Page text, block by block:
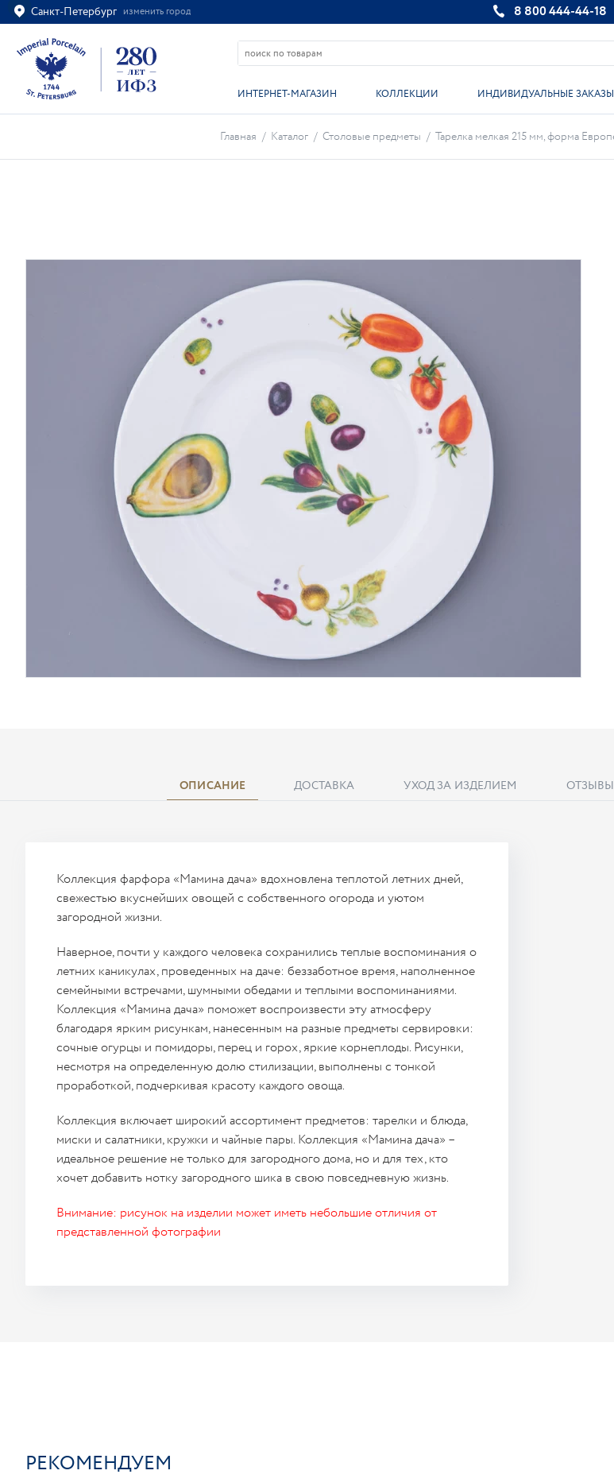
Санкт-Петербург изменить город
Ваш город Санкт-Петербург?
ВСЁ ВЕРНО ИЗМЕНИТЬ
8 800 444-44-18
ИНТЕРНЕТ-МАГАЗИН КОЛЛЕКЦИИ ИНДИВИДУАЛЬНЫЕ ЗАКАЗЫ
Главная / Каталог / Столовые предметы / Тарелка мелкая 215 мм, форма
ОПИСАНИЕ ДОСТАВКА УХОД ЗА ИЗДЕЛИЕМ ОТЗЫВЫ
Коллекция фарфора «Мамина дача» вдохновлена теплотой летних дней,
свежестью вкуснейших овощей с собственного огорода и уютом
загородной жизни.
Наверное, почти у каждого человека сохранились теплые воспоминания о
летних каникулах, проведенных на даче: беззаботное время, наполненное
семейными встречами, шумными обедами и теплыми воспоминаниями.
Коллекция «Мамина дача» поможет воспроизвести эту атмосферу
благодаря ярким рисункам, нанесенным на разные предметы сервировки:
сочные огурцы и помидоры, перец и горох, яркие корнеплоды. Рисунки,
несмотря на определенную долю стилизации, выполнены с тонкой
проработкой, подчеркивая красоту каждого овоща.
Коллекция включает широкий ассортимент предметов: тарелки и блюда,
миски и салатники, кружки и чайные пары. Коллекция «Мамина дача» –
идеальное решение не только для загородного дома, но и для тех, кто
хочет добавить нотку загородного шика в свою повседневную жизнь.
Внимание: рисунок на изделии может иметь небольшие отличия от
представленной фотографии
РЕКОМЕНДУЕМ